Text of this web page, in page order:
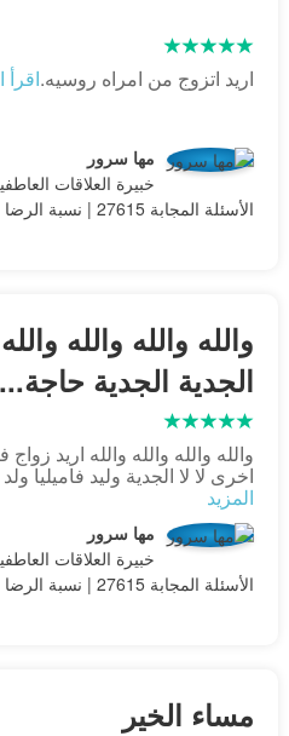
اريد اتزوج من امراه روسيه.اقرأ
مها سرور
خبيرة العلاقات
الأسئلة المجابة 27615 | نسبة الرضا 97.6%
والله والله والله
الجدية الجدية حاجة...
والله والله والله والله اريد
اخرى لا لا الجدية وليد
المزيد
مها سرور
خبيرة العلاقات
الأسئلة المجابة 27615 | نسبة الرضا 97.6%
مساء الخير